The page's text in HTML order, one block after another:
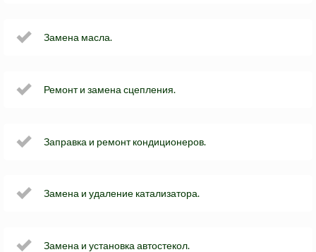
Замена масла.
Ремонт и замена сцепления.
Заправка и ремонт кондиционеров.
Замена и удаление катализатора.
Замена и установка автостекол.